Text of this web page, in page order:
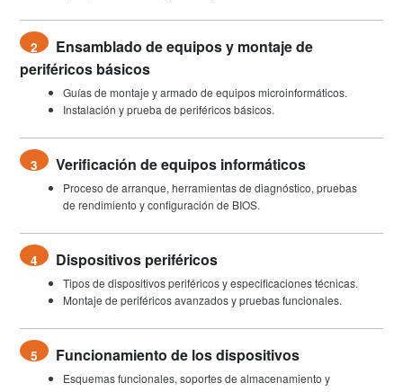
2
Ensamblado de equipos y montaje de
periféricos básicos
Guías de montaje y armado de equipos microinformáticos.
Instalación y prueba de periféricos básicos.
3 Verificación de equipos informáticos
Proceso de arranque, herramientas de diagnóstico, pruebas
de rendimiento y configuración de BIOS.
4 Dispositivos periféricos
Tipos de dispositivos periféricos y especificaciones técnicas.
Montaje de periféricos avanzados y pruebas funcionales.
5 Funcionamiento de los dispositivos
Esquemas funcionales, soportes de almacenamiento y